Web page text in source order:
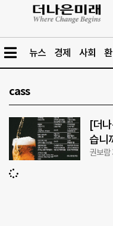
뉴스 경제 사회
cass
[더
습니
권보람